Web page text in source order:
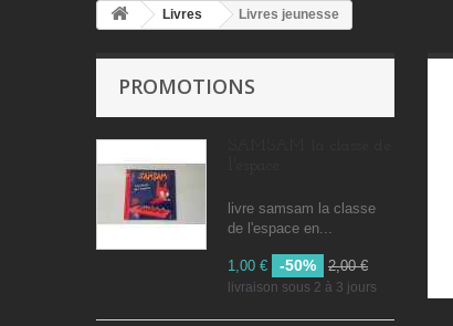
Livres Livres jeunesse
PROMOTIONS
livre samsam la classe
de l'espace en...
1,00 € -50% 2,00 €
livraison sous 2 à 3 jours